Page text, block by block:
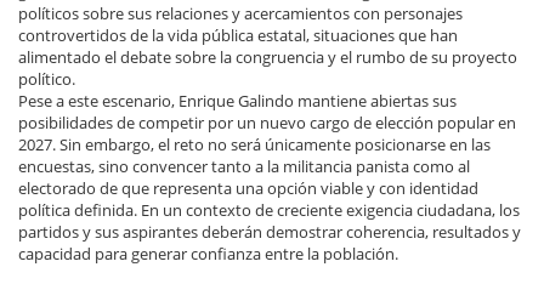
políticos sobre sus relaciones y acercamientos con personajes
controvertidos de la vida pública estatal, situaciones que han
alimentado el debate sobre la congruencia y el rumbo de su proyecto
político.
Pese a este escenario, Enrique Galindo mantiene abiertas sus
posibilidades de competir por un nuevo cargo de elección popular en
2027. Sin embargo, el reto no será únicamente posicionarse en las
encuestas, sino convencer tanto a la militancia panista como al
electorado de que representa una opción viable y con identidad
política definida. En un contexto de creciente exigencia ciudadana, los
partidos y sus aspirantes deberán demostrar coherencia, resultados y
capacidad para generar confianza entre la población.